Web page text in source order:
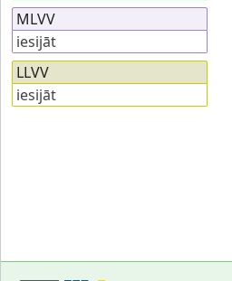
MLVV
iesijāt
LLVV
iesijāt